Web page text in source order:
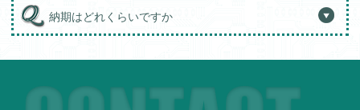
納期はどれくらいですか